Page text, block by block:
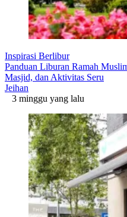
Inspirasi Berlibur
Panduan Liburan Ramah
Masjid, dan Aktivitas Seru
Jeihan
3 minggu yang lalu